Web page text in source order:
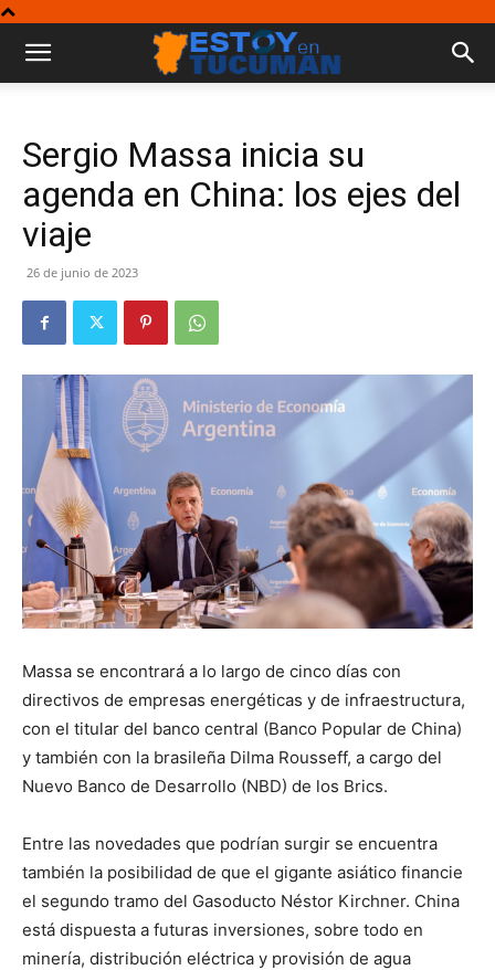
Sergio Massa inicia su
agenda en China: los ejes del
viaje
26 de junio de 2023
Massa se encontrará a lo largo de cinco días con
directivos de empresas energéticas y de infraestructura,
con el titular del banco central (Banco Popular de China)
y también con la brasileña Dilma Rousseff, a cargo del
Nuevo Banco de Desarrollo (NBD) de los Brics.
Entre las novedades que podrían surgir se encuentra
también la posibilidad de que el gigante asiático financie
el segundo tramo del Gasoducto Néstor Kirchner. China
está dispuesta a futuras inversiones, sobre todo en
minería, distribución eléctrica y provisión de agua